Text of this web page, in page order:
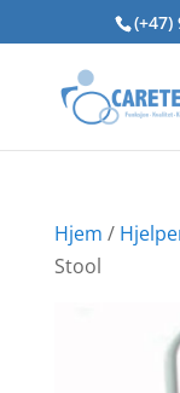
(+47)
Hjem /
Stool